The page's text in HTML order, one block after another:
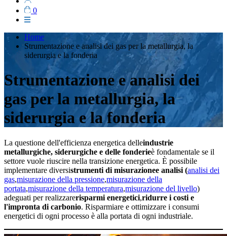
0
Home
Strumentazione e analisi dei gas per la metallurgia, la
siderurgia e la fonderia
Strumentazione e analisi dei
gas per la metallurgia, la
siderurgia e la fonderia
La questione dell'efficienza energetica delleindustrie
metallurgiche, siderurgiche e delle fonderieè fondamentale se il
settore vuole riuscire nella transizione energetica. È possibile
implementare diversistrumenti di misurazionee analisi (analisi dei
gas,misurazione della pressione,misurazione della
portata,misurazione della temperatura,misurazione del livello)
adeguati per realizzarerisparmi energetici,ridurre i costi e
l'impronta di carbonio. Risparmiare e ottimizzare i consumi
energetici di ogni processo è alla portata di ogni industriale.